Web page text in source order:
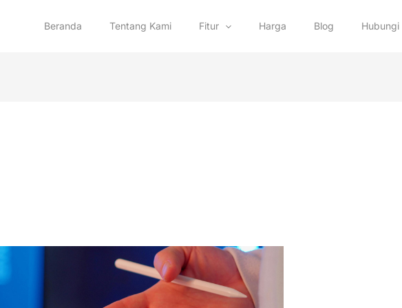
Beranda Tentang Kami Fitur Harga Blog Hubungi